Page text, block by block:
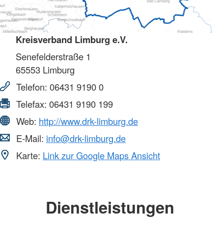
Kreisverband Limburg e.V.
Senefelderstraße 1
65553 Limburg
Telefon: 06431 9190 0
Telefax: 06431 9190 199
Web: http://www.drk-limburg.de
E-Mail: info@drk-limburg.de
Karte: Link zur Google Maps Ansicht
Dienstleistungen